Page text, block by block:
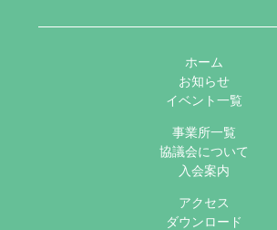
ホーム
お知らせ
イベント一覧
事業所一覧
協議会について
入会案内
アクセス
ダウンロード